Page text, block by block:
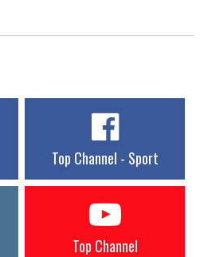
Top Channel - Sport
Top Channel